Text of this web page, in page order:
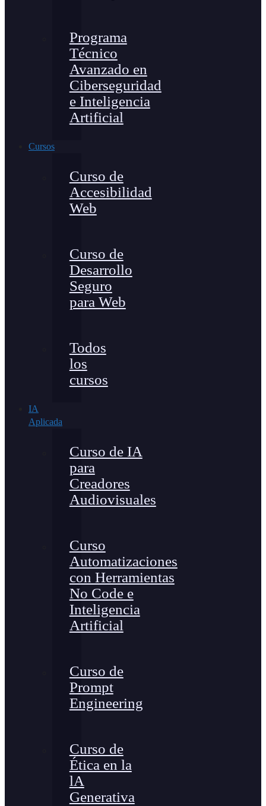
Programa
Técnico
Avanzado en
Ciberseguridad
e Inteligencia
Artificial
Cursos
Curso de
Accesibilidad
Web
Curso de
Desarrollo
Seguro
para Web
Todos
los
cursos
IA
Aplicada
Curso de IA
para
Creadores
Audiovisuales
Curso
Automatizaciones
con Herramientas
No Code e
Inteligencia
Artificial
Curso de
Prompt
Engineering
Curso de
Ética en la
lA
Generativa